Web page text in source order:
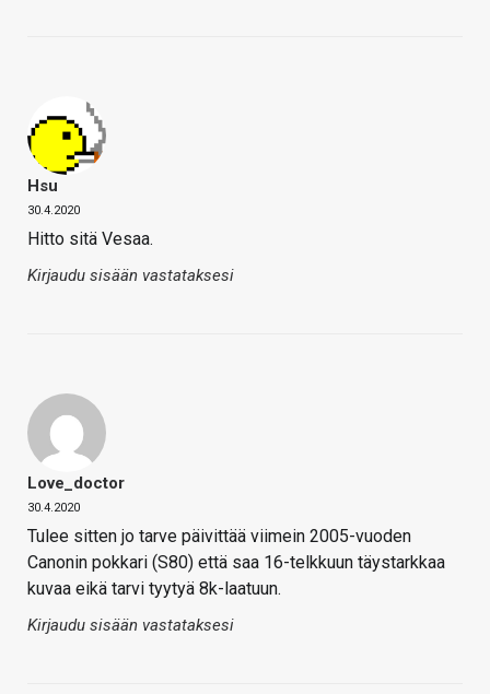
Hsu
30.4.2020
Hitto sitä Vesaa.
Kirjaudu sisään vastataksesi
Love_doctor
30.4.2020
Tulee sitten jo tarve päivittää viimein 2005-vuoden
Canonin pokkari (S80) että saa 16-telkkuun täystarkkaa
kuvaa eikä tarvi tyytyä 8k-laatuun.
Kirjaudu sisään vastataksesi